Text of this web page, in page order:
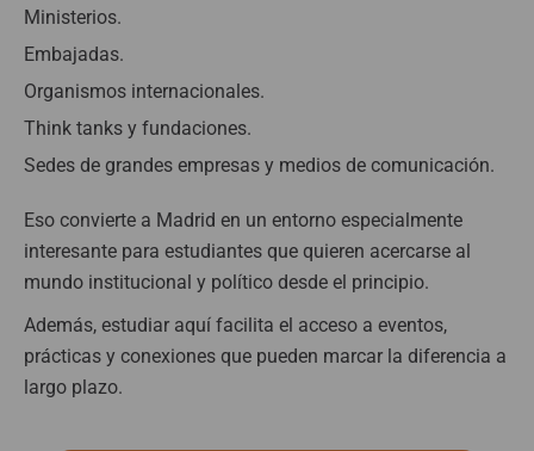
Ministerios.
Embajadas.
Organismos internacionales.
Think tanks y fundaciones.
Sedes de grandes empresas y medios de comunicación.
Eso convierte a Madrid en un entorno especialmente
interesante para estudiantes que quieren acercarse al
mundo institucional y político desde el principio.
Además, estudiar aquí facilita el acceso a eventos,
prácticas y conexiones que pueden marcar la diferencia a
largo plazo.